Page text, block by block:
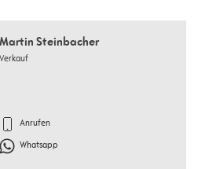
Martin Steinbacher
Verkauf
Anrufen
Whatsapp